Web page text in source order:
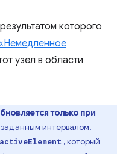
которого
узел в области
только при
интервалом.
, который